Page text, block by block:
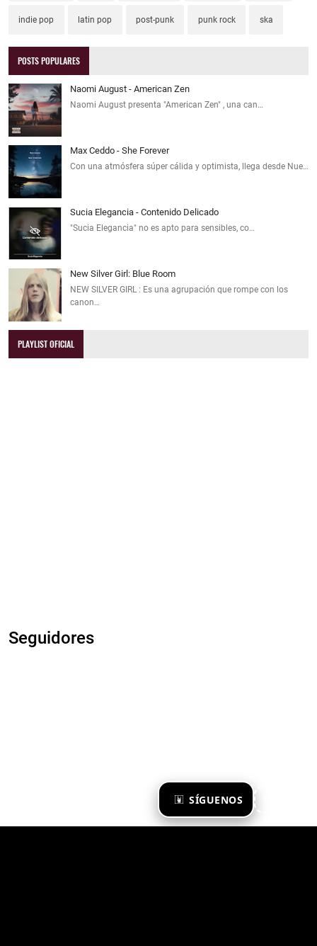
SÍGUENOS
indie pop latin pop post-punk punk rock ska
POSTS POPULARES
Naomi August - American Zen
Naomi August presenta "American Zen" , una can…
Max Ceddo - She Forever
Con una atmósfera súper cálida y optimista, llega desde Nue…
Sucia Elegancia - Contenido Delicado
"Sucia Elegancia" no es apto para sensibles, co…
New Silver Girl: Blue Room
NEW SILVER GIRL : Es una agrupación que rompe con los
canon…
PLAYLIST OFICIAL
Seguidores